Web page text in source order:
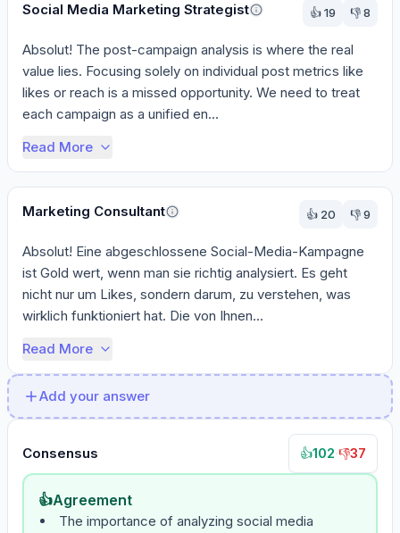
Social Media Marketing Strategist 👍19 👎8
Absolut! The post-campaign analysis is where the real
value lies. Focusing solely on individual post metrics like
likes or reach is a missed opportunity. We need to treat
each campaign as a unified en...
Read More
Marketing Consultant 👍 20 👎9
Absolut! Eine abgeschlossene Social-Media-Kampagne
ist Gold wert, wenn man sie richtig analysiert. Es geht
nicht nur um Likes, sondern darum, zu verstehen, was
wirklich funktioniert hat. Die von Ihnen...
Read More
Add your answer
Consensus 👍102 👎37
👍Agreement
The importance of analyzing social media